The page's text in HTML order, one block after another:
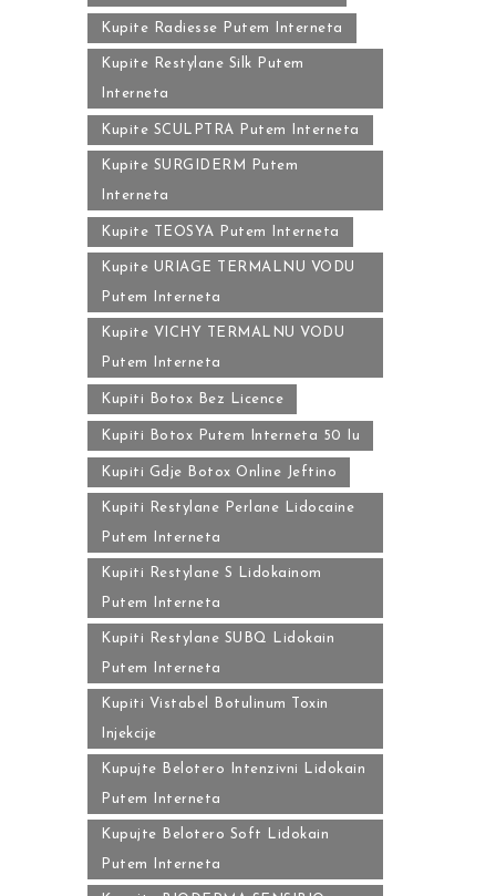
Kupite Radiesse Putem Interneta
Kupite Restylane Silk Putem
Interneta
Kupite SCULPTRA Putem Interneta
Kupite SURGIDERM Putem
Interneta
Kupite TEOSYA Putem Interneta
Kupite URIAGE TERMALNU VODU
Putem Interneta
Kupite VICHY TERMALNU VODU
Putem Interneta
Kupiti Botox Bez Licence
Kupiti Botox Putem Interneta 50 Iu
Kupiti Gdje Botox Online Jeftino
Kupiti Restylane Perlane Lidocaine
Putem Interneta
Kupiti Restylane S Lidokainom
Putem Interneta
Kupiti Restylane SUBQ Lidokain
Putem Interneta
Kupiti Vistabel Botulinum Toxin
Injekcije
Kupujte Belotero Intenzivni Lidokain
Putem Interneta
Kupujte Belotero Soft Lidokain
Putem Interneta